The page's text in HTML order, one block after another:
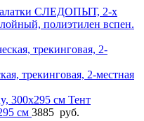
СЛЕДОПЫТ, 2-х
полиэтилен вспен.
трекинговая, 2-местная
Тент
см 3885 руб.